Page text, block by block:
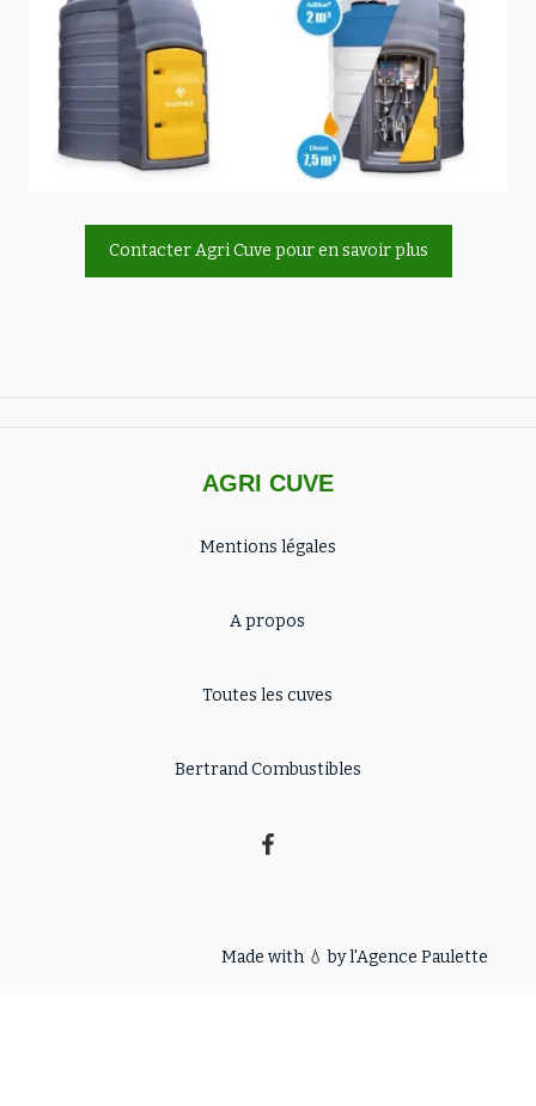
Contacter Agri Cuve pour en savoir plus
AGRI CUVE
Mentions légales
A propos
Toutes les cuves
Bertrand Combustibles
Made with 💧 by l'Agence Paulette